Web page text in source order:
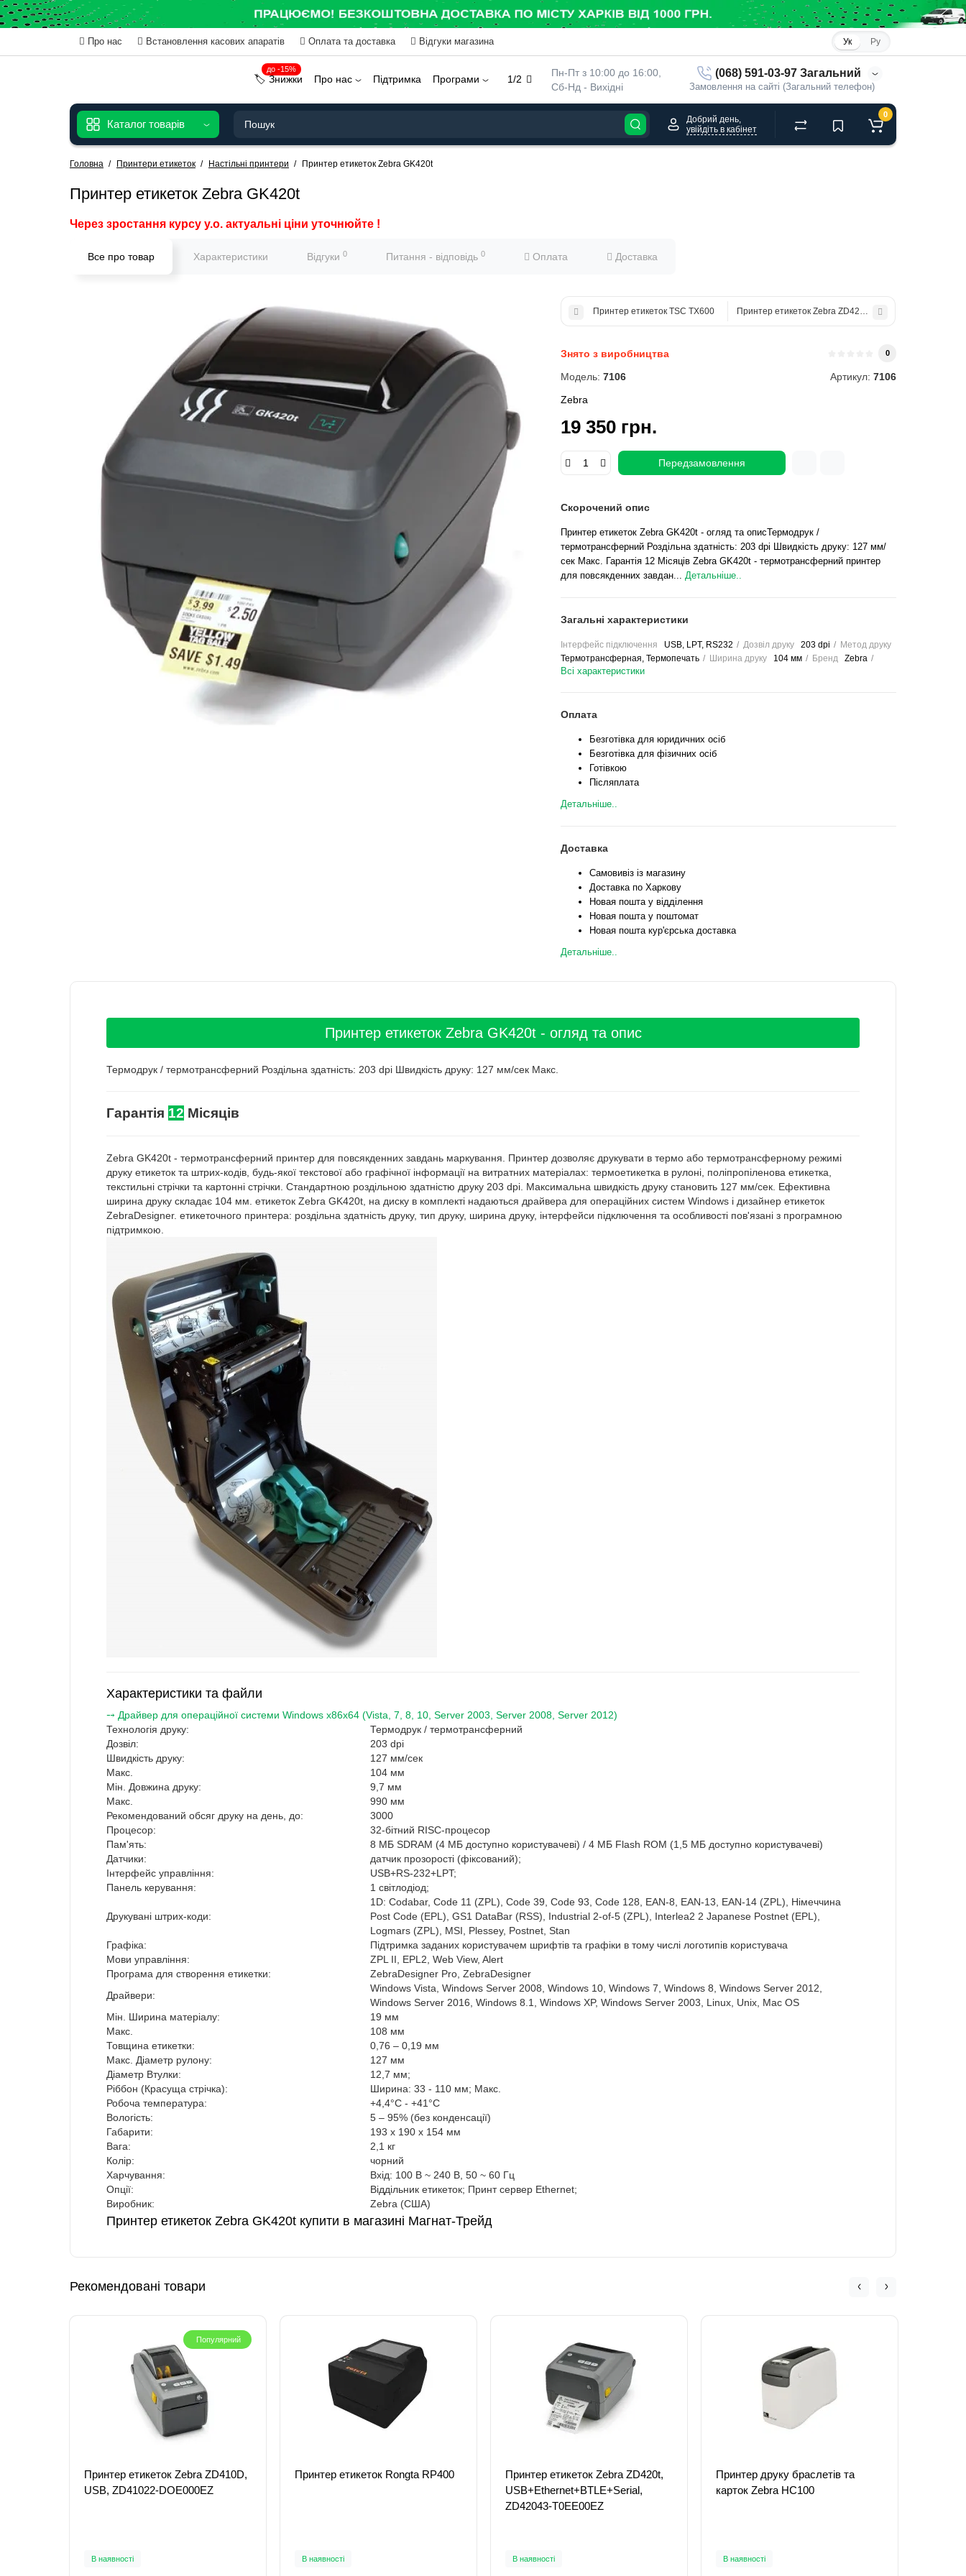
Про нас Встановлення касових апаратів Оплата та доставка Відгуки магазина Ук Ру
Пн-Пт з 10:00 до 16:00,
Сб-Нд - Вихідні
(068) 591-03-97 Загальний
Замовлення на сайті (Загальний телефон)
1/2
до -15%
🏷️ Знижки Про нас Підтримка Програми
Каталог товарів
Добрий день,
увійдіть в кабінет
0
Головна Принтери етикеток Настільні принтери Принтер етикеток Zebra GK420t
Принтер етикеток Zebra GK420t
Через зростання курсу у.о. актуальні ціни уточнюйте !
Все про товар Характеристики Відгуки 0 Питання - відповідь 0 Оплата Доставка
Принтер етикеток TSC TX600 Принтер етикеток Zebra ZD420t,
Знято з виробництва 0
Модель: 7106 Артикул: 7106
Zebra
19 350 грн.
Передзамовлення
Скорочений опис
Принтер етикеток Zebra GK420t - огляд та описТермодрук /
термотрансферний Роздільна здатність: 203 dpi Швидкість друку: 127 мм/
сек Макс. Гарантія 12 Місяців Zebra GK420t - термотрансферний принтер
для повсякденних завдан... Детальніше..
Загальні характеристики
Інтерфейс підключення USB, LPT, RS232 Дозвіл друку 203 dpi
Метод друку
Термотрансферная, Термопечать
Ширина друку 104 мм Бренд Zebra
Всі характеристики
Оплата
Безготівка для юридичних осіб
Безготівка для фізичних осіб
Готівкою
Післяплата
Детальніше..
Доставка
Самовивіз із магазину
Доставка по Харкову
Новая пошта у відділення
Новая пошта у поштомат
Новая пошта кур'єрська доставка
Детальніше..
Принтер етикеток Zebra GK420t - огляд та опис
Термодрук / термотрансферний Роздільна здатність: 203 dpi Швидкість друку: 127 мм/сек Макс.
Гарантія 12 Місяців
Zebra GK420t - термотрансферний принтер для повсякденних завдань маркування. Принтер дозволяє друкувати в термо або термотрансферному режимі
друку етикеток та штрих-кодів, будь-якої текстової або графічної інформації на витратних матеріалах: термоетикетка в рулоні, поліпропіленова етикетка,
текстильні стрічки та картонні стрічки. Стандартною роздільною здатністю друку 203 dpi. Максимальна швидкість друку становить 127 мм/сек. Ефективна
ширина друку складає 104 мм. етикеток Zebra GK420t, на диску в комплекті надаються драйвера для операційних систем Windows і дизайнер етикеток
ZebraDesigner. етикеточного принтера: роздільна здатність друку, тип друку, ширина друку, інтерфейси підключення та особливості пов'язані з програмною
підтримкою.
Характеристики та файли
⤍ Драйвер для операційної системи Windows x86x64 (Vista, 7, 8, 10, Server 2003, Server 2008, Server 2012)
Технологія друку:
Термодрук / термотрансферний
Дозвіл:
203 dpi
Швидкість друку:
127 мм/сек
Макс.
104 мм
Мін. Довжина друку:
9,7 мм
Макс.
990 мм
Рекомендований обсяг друку на день, до:
3000
Процесор:
32-бітний RISC-процесор
Пам'ять:
8 МБ SDRAM (4 МБ доступно користувачеві) / 4 МБ Flash ROM (1,5 МБ доступно користувачеві)
Датчики:
датчик прозорості (фіксований);
Інтерфейс управління:
USB+RS-232+LPT;
Панель керування:
1 світлодіод;
Друкувані штрих-коди:
1D: Codabar, Code 11 (ZPL), Code 39, Code 93, Code 128, EAN-8, EAN-13, EAN-14 (ZPL), Німеччина
Post Code (EPL), GS1 DataBar (RSS), Industrial 2-of-5 (ZPL), Interlea2 2 Japanese Postnet (EPL),
Logmars (ZPL), MSI, Plessey, Postnet, Stan
Графіка:
Підтримка заданих користувачем шрифтів та графіки в тому числі логотипів користувача
Мови управління:
ZPL II, EPL2, Web View, Alert
Програма для створення етикетки:
ZebraDesigner Pro, ZebraDesigner
Драйвери:
Windows Vista, Windows Server 2008, Windows 10, Windows 7, Windows 8, Windows Server 2012,
Windows Server 2016, Windows 8.1, Windows XP, Windows Server 2003, Linux, Unix, Mac OS
Мін. Ширина матеріалу:
19 мм
Макс.
108 мм
Товщина етикетки:
0,76 – 0,19 мм
Макс. Діаметр рулону:
127 мм
Діаметр Втулки:
12,7 мм;
Ріббон (Красуща стрічка):
Ширина: 33 - 110 мм; Макс.
Робоча температура:
+4,4°C - +41°C
Вологість:
5 – 95% (без конденсації)
Габарити:
193 x 190 x 154 мм
Вага:
2,1 кг
Колір:
чорний
Харчування:
Вхід: 100 В ~ 240 В, 50 ~ 60 Гц
Опції:
Віддільник етикеток; Принт сервер Ethernet;
Виробник:
Zebra (США)
Принтер етикеток Zebra GK420t купити в магазині Магнат-Трейд
Рекомендовані товари
Популярний
Принтер етикеток Zebra ZD410D,
USB, ZD41022-DOE000EZ
В наявності
Принтер етикеток Rongta RP400
В наявності
Принтер етикеток Zebra ZD420t,
USB+Ethernet+BTLE+Serial,
ZD42043-Т0EE00EZ
В наявності
Принтер друку браслетів та
карток Zebra HC100
В наявності